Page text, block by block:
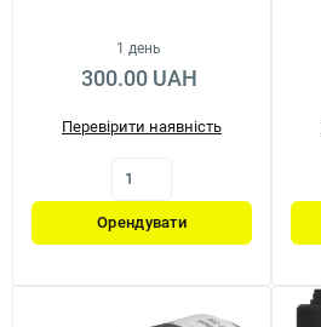
1 день
300.00 UAH
Перевірити наявність
Орендувати